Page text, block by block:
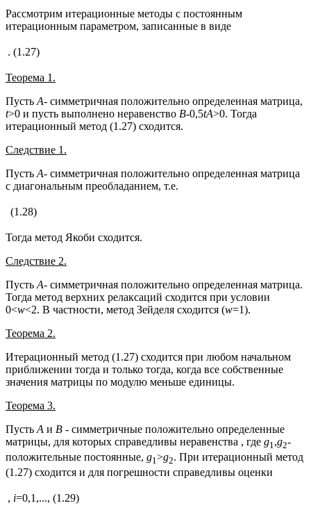
Рассмотрим итерационные методы с постоянным
итерационным параметром, записанные в виде
. (1.27)
Теорема 1.
Пусть А- симметричная положительно определенная матрица,
t>0 и пусть выполнено неравенство В-0,5tА>0. Тогда
итерационный метод (1.27) сходится.
Следствие 1.
Пусть А- симметричная положительно определенная матрица
с диагональным преобладанием, т.е.
(1.28)
Тогда метод Якоби сходится.
Следствие 2.
Пусть А- симметричная положительно определенная матрица.
Тогда метод верхних релаксаций сходится при условии
0<w<2. В частности, метод Зейделя сходится (w=1).
Теорема 2.
Итерационный метод (1.27) сходится при любом начальном
приближении тогда и только тогда, когда все собственные
значения матрицы по модулю меньше единицы.
Теорема 3.
Пусть А и В - симметричные положительно определенные
матрицы, для которых справедливы неравенства , где g1 ,g2-
положительные постоянные, g1>g2. При итерационный метод
(1.27) сходится и для погрешности справедливы оценки
, i=0,1,..., (1.29)